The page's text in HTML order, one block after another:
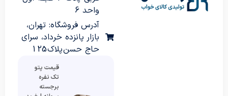
واحد 6
آدرس فروشگاه: تهران،
بازار پانزده خرداد، سرای
حاج حسن پلاک 125
قیمت پتو
تک نفره
برجسته